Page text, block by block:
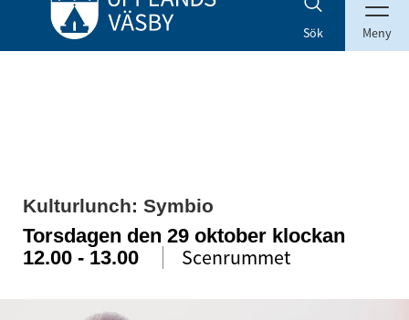
Sök Meny
Kulturlunch: Symbio
Torsdagen den 29 oktober klockan
12.00 - 13.00
Scenrummet